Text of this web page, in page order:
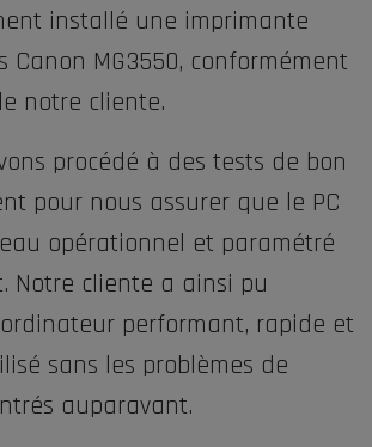
installé une imprimante
Canon MG3550, conformément
notre cliente.
procédé à des tests de bon
pour nous assurer que le PC
opérationnel et paramétré
Notre cliente a ainsi pu
performant, rapide et
sans les problèmes de
auparavant.